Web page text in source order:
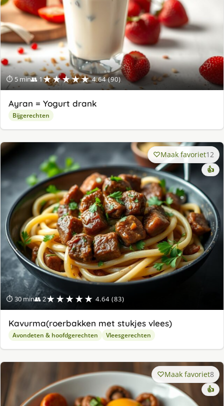
⏱ 5 min👥 1★★★★★ 4.64 (90)
Ayran = Yogurt drank
Bijgerechten
⏱ 30 min👥 2★★★★★ 4.64 (83)
Maak favoriet12
👍
Kavurma(roerbakken met stukjes vlees)
Avondeten & hoofdgerechten Vleesgerechten
Maak favoriet8
👍